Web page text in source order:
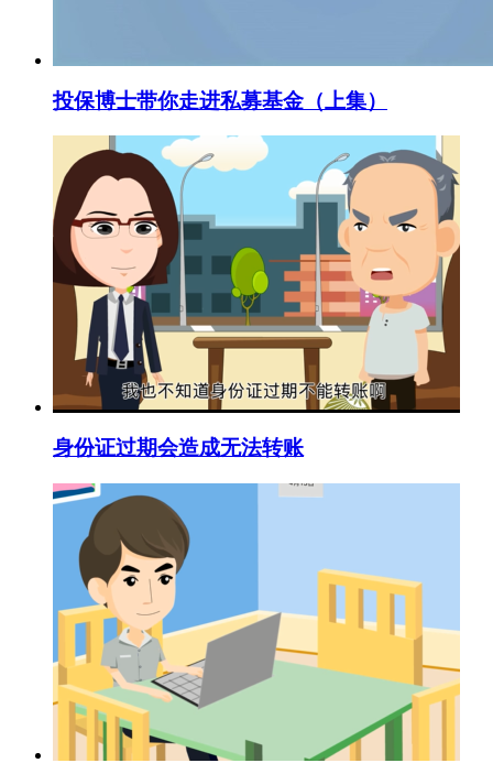
投保博士带你走进私募基金（上集）
身份证过期会造成无法转账